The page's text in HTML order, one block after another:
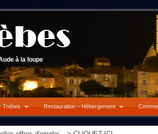
à la loupe
Trèbes Restauration – Hébergement